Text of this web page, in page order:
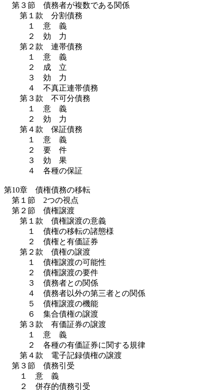
第３節 債務者が複数である関係
第１款 分割債務
１ 意 義
２ 効 力
第２款 連帯債務
１ 意 義
２ 成 立
３ 効 力
４ 不真正連帯債務
第３款 不可分債務
１ 意 義
２ 効 力
第４款 保証債務
１ 意 義
２ 要 件
３ 効 果
４ 各種の保証
第10章 債権債務の移転
第１節 2つの視点
第２節 債権譲渡
第１款 債権譲渡の意義
１ 債権の移転の諸態様
２ 債権と有価証券
第２款 債権の譲渡
１ 債権譲渡の可能性
２ 債権譲渡の要件
３ 債務者との関係
４ 債務者以外の第三者との関係
５ 債権譲渡の機能
６ 集合債権の譲渡
第３款 有価証券の譲渡
１ 意 義
２ 各種の有価証券に関する規律
第４款 電子記録債権の譲渡
第３節 債務引受
１ 意 義
２ 併存的債務引受